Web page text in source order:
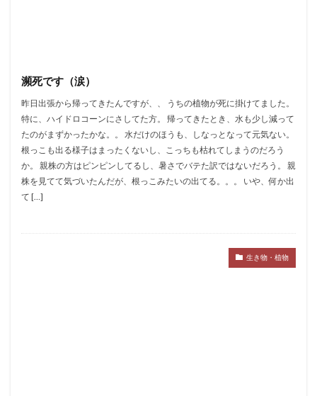
瀕死です（涙）
昨日出張から帰ってきたんですが、、 うちの植物が死に掛けてました。
特に、ハイドロコーンにさしてた方。 帰ってきたとき、水も少し減って
たのがまずかったかな。。 水だけのほうも、しなっとなって元気ない。
根っこも出る様子はまったくないし、こっちも枯れてしまうのだろう
か。 親株の方はピンピンしてるし、暑さでバテた訳ではないだろう。 親
株を見てて気づいたんだが、根っこみたいの出てる。。。 いや、何か出
て […]
生き物・植物